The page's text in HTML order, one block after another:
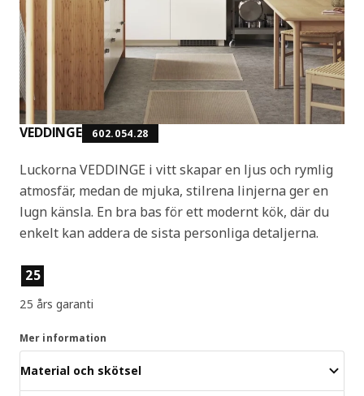
VEDDINGE 602.054.28
Luckorna VEDDINGE i vitt skapar en ljus och rymlig
atmosfär, medan de mjuka, stilrena linjerna ger en
lugn känsla. En bra bas för ett modernt kök, där du
enkelt kan addera de sista personliga detaljerna.
Produktens egenskaper
25
25 års garanti
Mer information
Material och skötsel